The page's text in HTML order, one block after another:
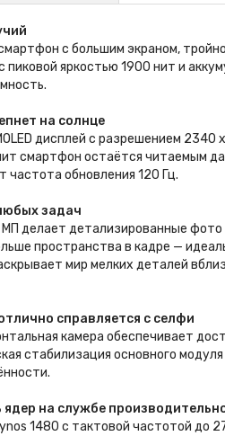
с большим экраном,
с пиковой яркостью 1900 нит и
на солнце
дисплей с разрешением
смартфон остаётся читаемым
частота обновления 120 Гц.
задач
делает детализированные
пространства в кадре —
мир мелких деталей
справляется с селфи
камера обеспечивает
стабилизация основного
ядер на службе
1480 с тактовой частотой до